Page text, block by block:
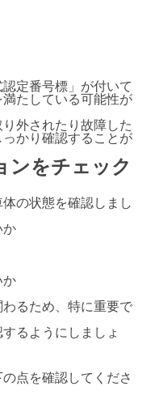
定番号標」が付いて
たしている可能性が
外されたり故障した
かり確認することが
ンをチェック
の状態を確認しまし
か
か
るため、特に重要で
るようにしましょ
点を確認してくださ